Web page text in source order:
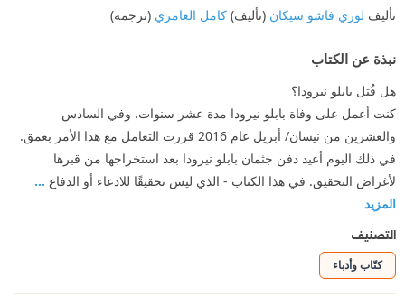
تأليف لوري فاشو سيكان (تأليف) كامل العامري (ترجمة)
نبذة عن الكتاب
هل قُتل بابلو نيرودا؟
كنت أعمل على وفاة بابلو نيرودا مدة عشر سنوات. وفي السادس
والعشرين من نيسان/ أبريل عام 2016 قررت التعامل مع هذا الأمر بعمق.
في ذلك اليوم أعيد دفن جثمان بابلو نيرودا بعد استخراجها من قبرها
لأغراض التحقيق. في هذا الكتاب - الذي ليس تحقيقًا للادعاء أو الدفاع ...
المزيد
التصنيف
كتّاب وأدباء